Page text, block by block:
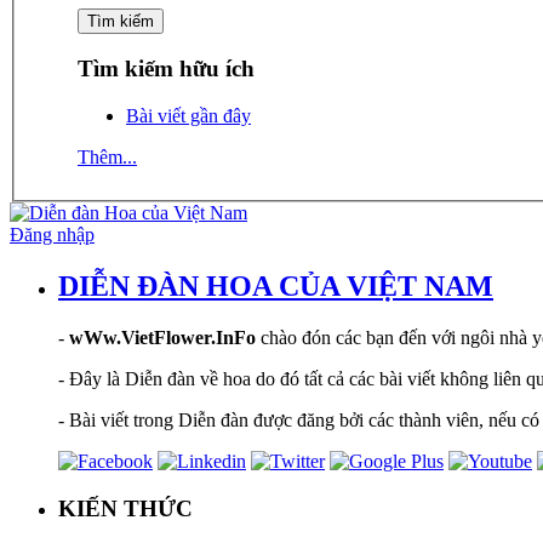
Tìm kiếm hữu ích
Bài viết gần đây
Thêm...
Đăng nhập
DIỄN ĐÀN HOA CỦA VIỆT NAM
- wWw.VietFlower.InFo chào đón các bạn đến với ngôi nhà
- Đây là Diễn đàn về hoa do đó tất cả các bài viết không liên
- Bài viết trong Diễn đàn được đăng bởi các thành viên, nếu
KIẾN THỨC